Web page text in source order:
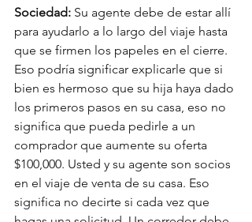
Sociedad: Su agente debe de estar allí
para ayudarlo a lo largo del viaje hasta
que se firmen los papeles en el cierre.
Eso podría significar explicarle que si
bien es hermoso que su hija haya dado
los primeros pasos en su casa, eso no
significa que pueda pedirle a un
comprador que aumente su oferta
$100,000. Usted y su agente son socios
en el viaje de venta de su casa. Eso
significa no decirte si cada vez que